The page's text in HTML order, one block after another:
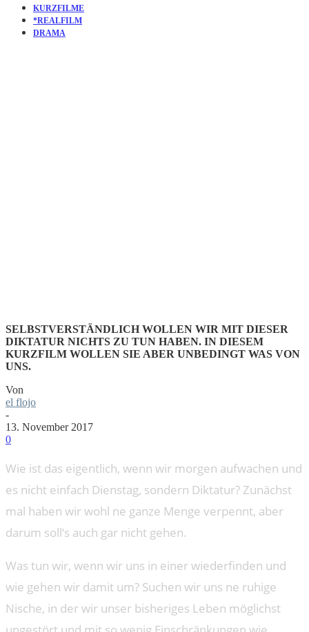
KURZFILME
*REALFILM
DRAMA
SELBSTVERSTÄNDLICH WOLLEN WIR MIT DIESER
DIKTATUR NICHTS ZU TUN HABEN. IN DIESEM
KURZFILM WOLLEN SIE ABER UNBEDINGT WAS VON
UNS.
Von
el flojo
-
13. November 2017
0
Wie ist das eigentlich, wenn wir morgen aufwachen und
es nicht einfach Dienstag, sondern Diktatur? Zunächst
mal haben wir wohl ne ganze Menge verpennt, aber
darum soll‘s auch gar nicht gehen.
Was tun wir, wenn wir uns in einer wiederfinden und
wie gehen wir damit um? Suchen wir uns ne ruhige
Nische, in der wir unser bisheriges Leben möglichst